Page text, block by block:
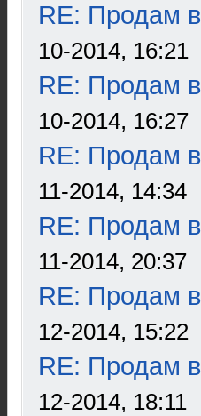
RE: Продам
10-2014, 16:21
RE: Продам
10-2014, 16:27
RE: Продам
11-2014, 14:34
RE: Продам
11-2014, 20:37
RE: Продам
12-2014, 15:22
RE: Продам
12-2014, 18:11